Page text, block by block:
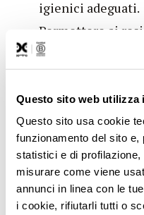
Questo sito web utilizza
Questo sito usa cookie
funzionamento del sito
statistici e di
misurare come viene
annunci in linea con le
i cookie, rifiutarli tutti o
igienici adeguati.
Permettere ai
ai servizi di
olio esausto, ecc.)
Definito con
esigenze chiave
Progettato la UX.
Disegnato e
dispositivi iOs e